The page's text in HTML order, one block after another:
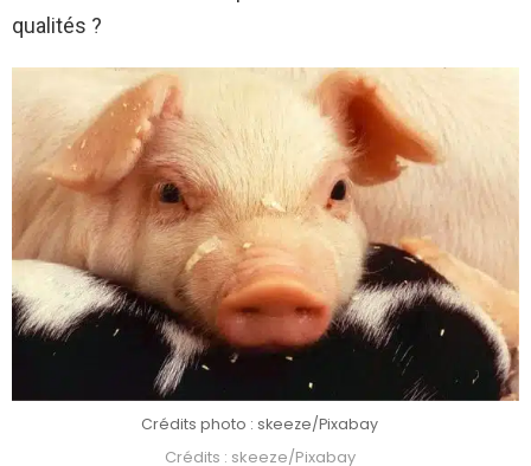
qualités ?
Crédits photo : skeeze/Pixabay
Crédits : skeeze/Pixabay